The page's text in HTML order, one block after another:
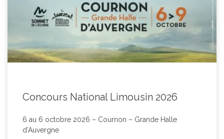
Concours National Limousin 2026
6 au 6 octobre 2026 – Cournon – Grande Halle
d’Auvergne